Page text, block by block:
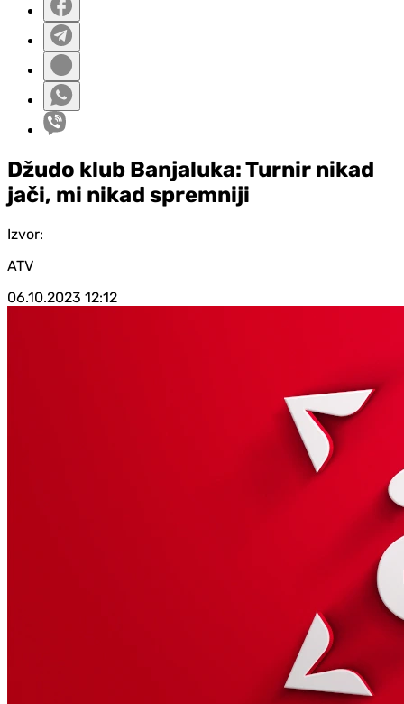
Džudo klub Banjaluka: Turnir nikad
jači, mi nikad spremniji
Izvor:
ATV
06.10.2023 12:12